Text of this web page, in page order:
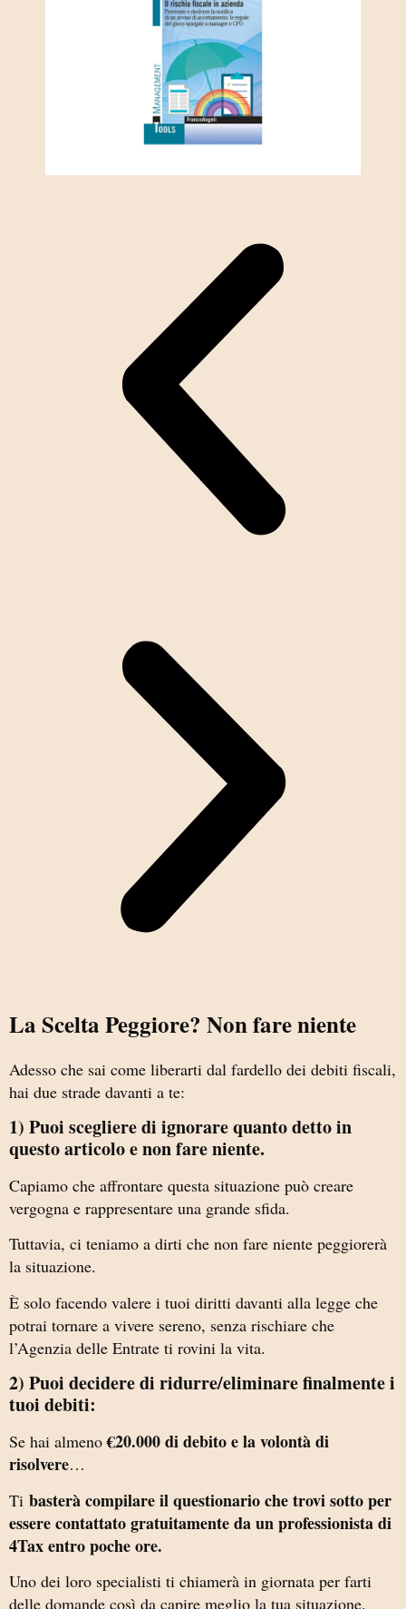
La Scelta Peggiore? Non fare niente
Adesso che sai come liberarti dal fardello dei debiti fiscali,
hai due strade davanti a te:
1) Puoi scegliere di ignorare quanto detto in
questo articolo e non fare niente.
Capiamo che affrontare questa situazione può creare
vergogna e rappresentare una grande sfida.
Tuttavia, ci teniamo a dirti che non fare niente peggiorerà
la situazione.
È solo facendo valere i tuoi diritti davanti alla legge che
potrai tornare a vivere sereno, senza rischiare che
l’Agenzia delle Entrate ti rovini la vita.
2) Puoi decidere di ridurre/eliminare finalmente i
tuoi debiti:
Se hai almeno€20.000 di debito e la volontà di
risolvere…
Ti basterà compilare il questionario che trovi sotto per
essere contattato gratuitamente da un professionista di
4Tax entro poche ore.
Uno dei loro specialisti ti chiamerà in giornata per farti
delle domande così da capire meglio la tua situazione.